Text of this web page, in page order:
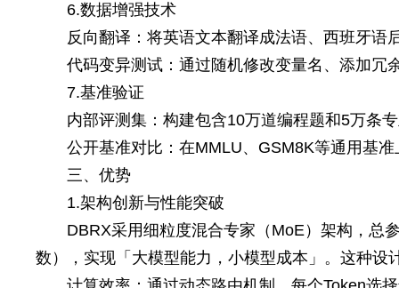
6.数据增强技术
反向翻译：将英语文本翻译成法语、西班牙
代码变异测试：通过随机修改变量名、添加冗
7.基准验证
内部评测集：构建包含10万道编程题和5万条
公开基准对比：在MMLU、GSM8K等通用基
三、优势
1.架构创新与性能突破
DBRX采用细粒度混合专家（MoE）架构，总
数），实现「大模型能力，小模型成本」。这种设